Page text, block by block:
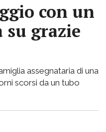
con un
su grazie
assegnataria di una
scorsi da un tubo